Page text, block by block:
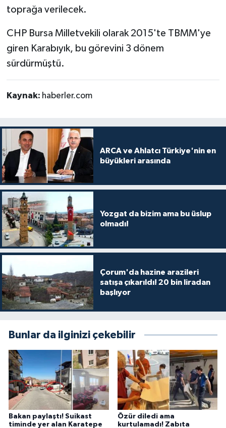
toprağa verilecek.
CHP Bursa Milletvekili olarak 2015'te TBMM'ye
giren Karabıyık, bu görevini 3 dönem
sürdürmüştü.
Kaynak: haberler.com
ARCA ve Ahlatcı Türkiye'nin en
büyükleri arasında
Yozgat da bizim ama bu üslup
olmadı!
Çorum'da hazine arazileri
satışa çıkarıldı! 20 bin liradan
başlıyor
Bunlar da ilginizi çekebilir
Bakan paylaştı! Suikast
timinde yer alan Karatepe
Özür diledi ama
kurtulamadı! Zabıta